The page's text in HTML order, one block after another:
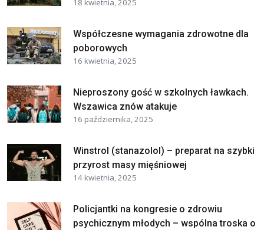
18 kwietnia, 2025
Współczesne wymagania zdrowotne dla
poborowych
16 kwietnia, 2025
Nieproszony gość w szkolnych ławkach.
Wszawica znów atakuje
16 października, 2025
Winstrol (stanazolol) – preparat na szybki
przyrost masy mięśniowej
14 kwietnia, 2025
Policjantki na kongresie o zdrowiu
psychicznym młodych – wspólna troska o